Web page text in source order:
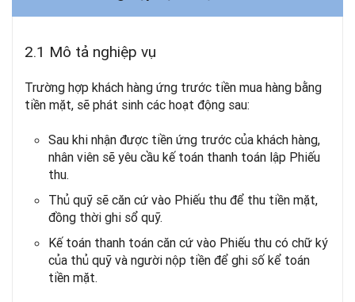
2.1 Mô tả nghiệp vụ
Trường hợp khách hàng ứng trước tiền mua hàng bằng
tiền mặt, sẽ phát sinh các hoạt động sau:
Sau khi nhận được tiền ứng trước của khách hàng,
nhân viên sẽ yêu cầu kế toán thanh toán lập Phiếu
thu.
Thủ quỹ sẽ căn cứ vào Phiếu thu để thu tiền mặt,
đồng thời ghi sổ quỹ.
Kế toán thanh toán căn cứ vào Phiếu thu có chữ ký
của thủ quỹ và người nộp tiền để ghi số kể toán
tiền mặt.